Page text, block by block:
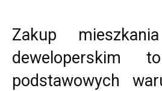
Zakup
podstawowych